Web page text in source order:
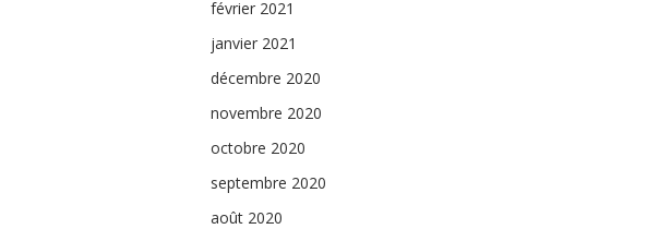
février 2021
janvier 2021
décembre 2020
novembre 2020
octobre 2020
septembre 2020
août 2020